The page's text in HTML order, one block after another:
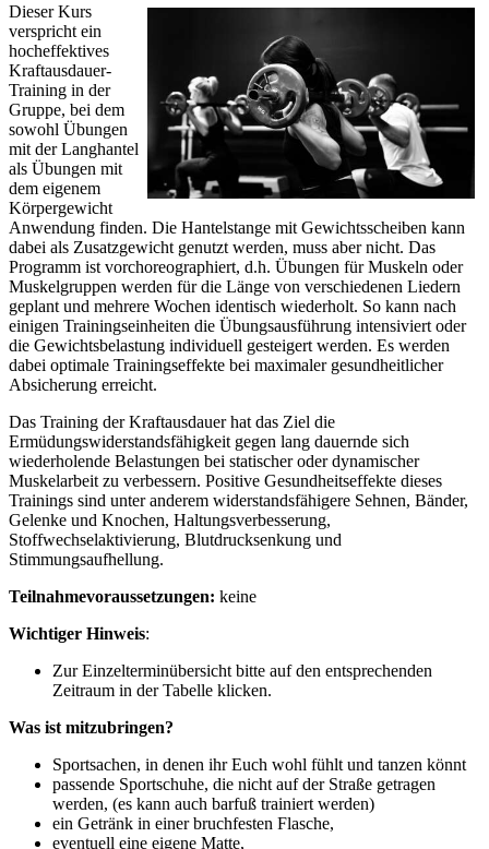
Dieser Kurs
verspricht ein
hocheffektives
Kraftausdauer-
Training in der
Gruppe, bei dem
sowohl Übungen
mit der Langhantel
als Übungen mit
dem eigenem
Körpergewicht
Anwendung finden. Die Hantelstange mit Gewichtsscheiben kann
dabei als Zusatzgewicht genutzt werden, muss aber nicht. Das
Programm ist vorchoreographiert, d.h. Übungen für Muskeln oder
Muskelgruppen werden für die Länge von verschiedenen Liedern
geplant und mehrere Wochen identisch wiederholt. So kann nach
einigen Trainingseinheiten die Übungsausführung intensiviert oder
die Gewichtsbelastung individuell gesteigert werden. Es werden
dabei optimale Trainingseffekte bei maximaler gesundheitlicher
Absicherung erreicht.
Das Training der Kraftausdauer hat das Ziel die
Ermüdungswiderstandsfähigkeit gegen lang dauernde sich
wiederholende Belastungen bei statischer oder dynamischer
Muskelarbeit zu verbessern. Positive Gesundheitseffekte dieses
Trainings sind unter anderem widerstandsfähigere Sehnen, Bänder,
Gelenke und Knochen, Haltungsverbesserung,
Stoffwechselaktivierung, Blutdrucksenkung und
Stimmungsaufhellung.
Teilnahmevoraussetzungen: keine
Wichtiger Hinweis:
Zur Einzelterminübersicht bitte auf den entsprechenden
Zeitraum in der Tabelle klicken.
Was ist mitzubringen?
Sportsachen, in denen ihr Euch wohl fühlt und tanzen könnt
passende Sportschuhe, die nicht auf der Straße getragen
werden, (es kann auch barfuß trainiert werden)
ein Getränk in einer bruchfesten Flasche,
eventuell eine eigene Matte,